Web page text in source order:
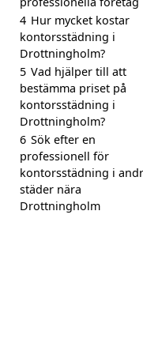
4 Hur mycket kostar
kontorsstädning i
Drottningholm?
5 Vad hjälper till att
bestämma priset på
kontorsstädning i
Drottningholm?
6 Sök efter en
professionell för
kontorsstädning i
städer nära
Drottningholm